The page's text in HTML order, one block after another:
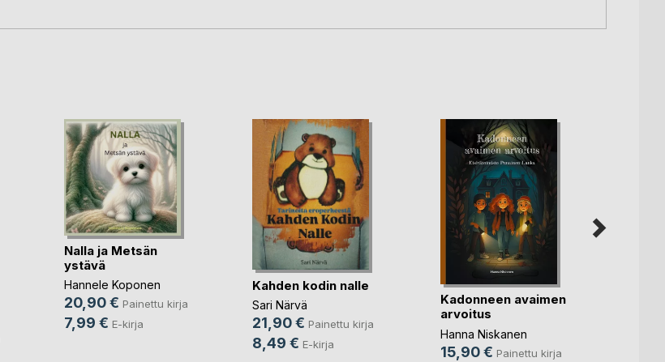
Nalla ja Metsän
ystävä
Hannele Koponen
20,90 € Painettu kirja
7,99 € E-kirja
Kahden kodin nalle
Sari Närvä
21,90 € Painettu kirja
8,49 € E-kirja
Kadonneen avaimen
arvoitus
Hanna Niskanen
15,90 € Painettu kirja